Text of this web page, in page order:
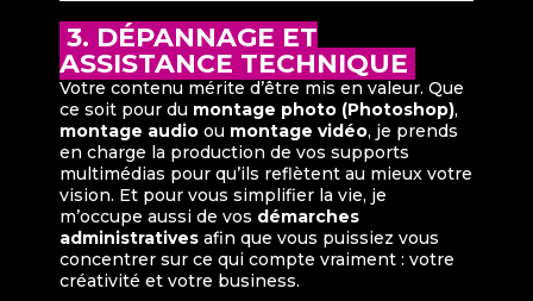
3. DÉPANNAGE ET
ASSISTANCE TECHNIQUE
Votre contenu mérite d’être mis en valeur. Que
ce soit pour du montage photo (Photoshop),
montage audio ou montage vidéo, je prends
en charge la production de vos supports
multimédias pour qu’ils reflètent au mieux votre
vision. Et pour vous simplifier la vie, je
m’occupe aussi de vos démarches
administratives afin que vous puissiez vous
concentrer sur ce qui compte vraiment : votre
créativité et votre business.